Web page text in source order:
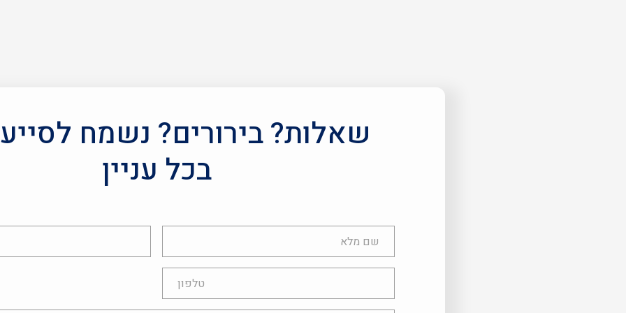
שאלות? בירורים? נשמח
בכל עניין
שם
מלא
אימייל
טלפון